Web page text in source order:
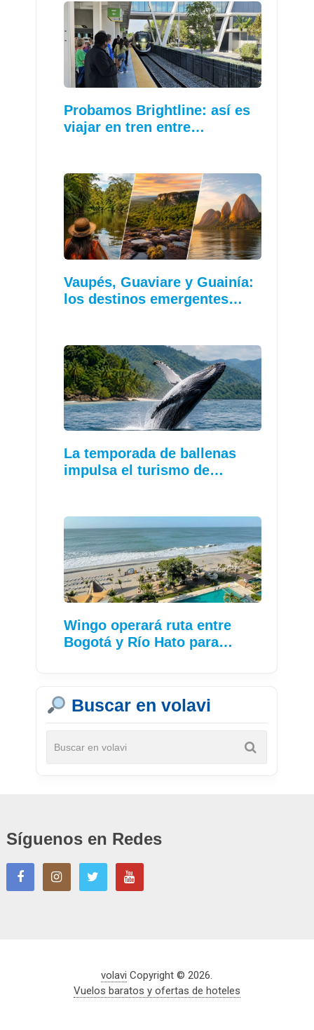
Probamos Brightline: así es
viajar en tren entre…
Vaupés, Guaviare y Guainía:
los destinos emergentes…
La temporada de ballenas
impulsa el turismo de…
Wingo operará ruta entre
Bogotá y Río Hato para…
Buscar en volavi
Síguenos en Redes
volavi Copyright © 2026.
Vuelos baratos y ofertas de hoteles